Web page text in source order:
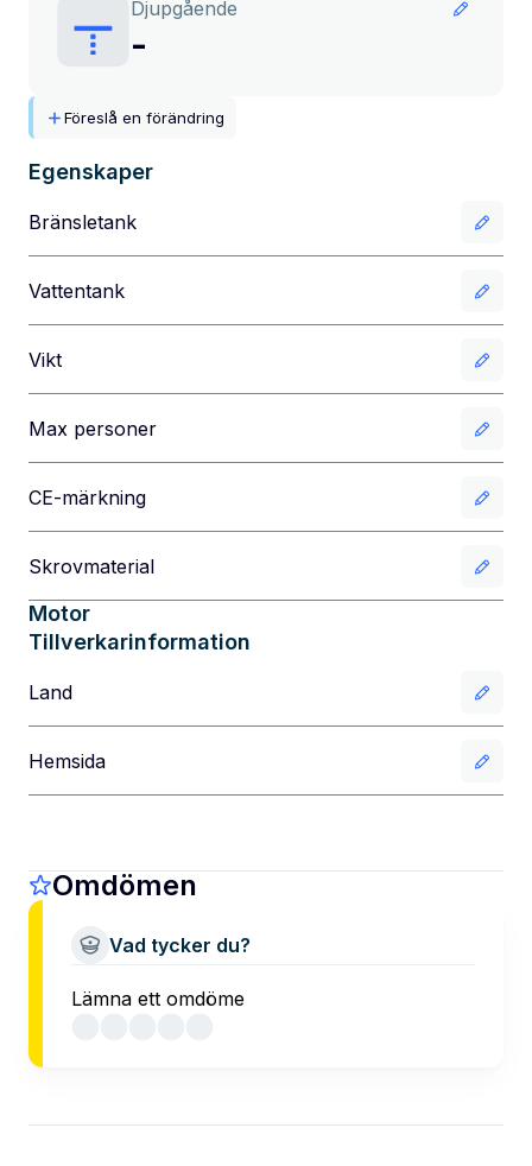
Djupgående
-
Föreslå en förändring
Egenskaper
Bränsletank
Vattentank
Vikt
Max personer
CE-märkning
Skrovmaterial
Motor
Tillverkarinformation
Land
Hemsida
Omdömen
Vad tycker du?
Lämna ett omdöme